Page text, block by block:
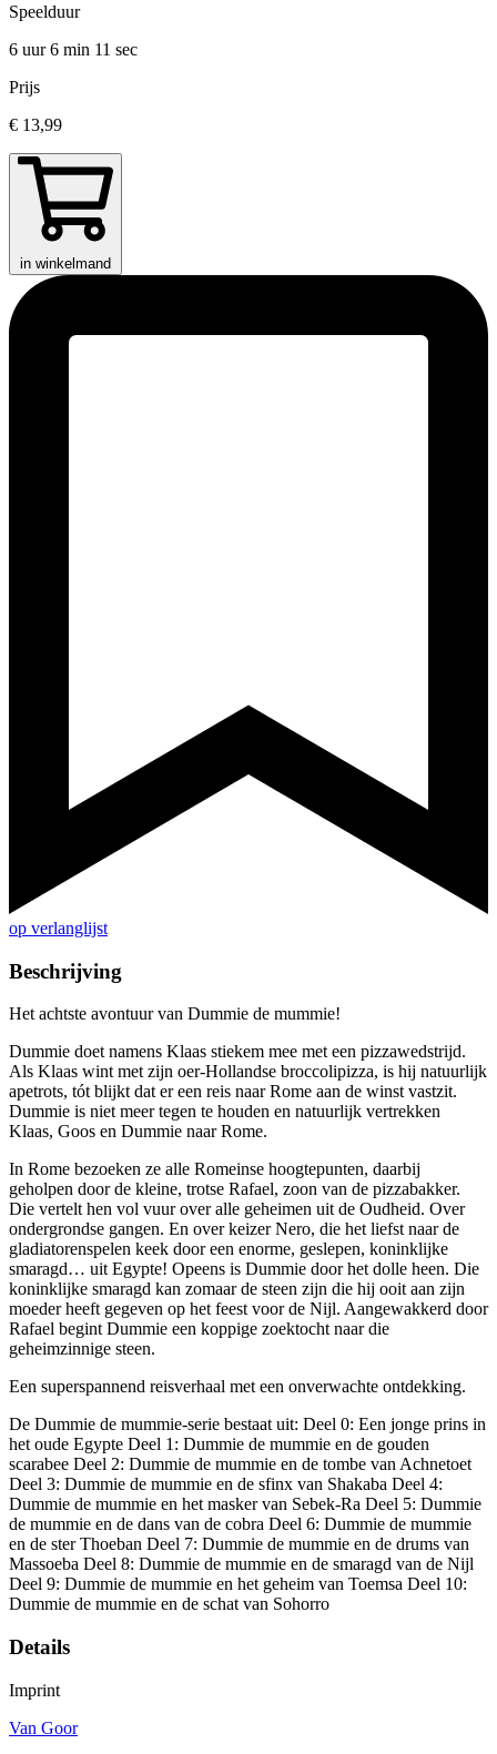
Speelduur
6 uur 6 min 11 sec
Prijs
€ 13,99
in winkelmand
op verlanglijst
Beschrijving
Het achtste avontuur van Dummie de mummie!
Dummie doet namens Klaas stiekem mee met een pizzawedstrijd.
Als Klaas wint met zijn oer-Hollandse broccolipizza, is hij natuurlijk
apetrots, tót blijkt dat er een reis naar Rome aan de winst vastzit.
Dummie is niet meer tegen te houden en natuurlijk vertrekken
Klaas, Goos en Dummie naar Rome.
In Rome bezoeken ze alle Romeinse hoogtepunten, daarbij
geholpen door de kleine, trotse Rafael, zoon van de pizzabakker.
Die vertelt hen vol vuur over alle geheimen uit de Oudheid. Over
ondergrondse gangen. En over keizer Nero, die het liefst naar de
gladiatorenspelen keek door een enorme, geslepen, koninklijke
smaragd… uit Egypte! Opeens is Dummie door het dolle heen. Die
koninklijke smaragd kan zomaar de steen zijn die hij ooit aan zijn
moeder heeft gegeven op het feest voor de Nijl. Aangewakkerd door
Rafael begint Dummie een koppige zoektocht naar die
geheimzinnige steen.
Een superspannend reisverhaal met een onverwachte ontdekking.
De Dummie de mummie-serie bestaat uit: Deel 0: Een jonge prins in
het oude Egypte Deel 1: Dummie de mummie en de gouden
scarabee Deel 2: Dummie de mummie en de tombe van Achnetoet
Deel 3: Dummie de mummie en de sfinx van Shakaba Deel 4:
Dummie de mummie en het masker van Sebek-Ra Deel 5: Dummie
de mummie en de dans van de cobra Deel 6: Dummie de mummie
en de ster Thoeban Deel 7: Dummie de mummie en de drums van
Massoeba Deel 8: Dummie de mummie en de smaragd van de Nijl
Deel 9: Dummie de mummie en het geheim van Toemsa Deel 10:
Dummie de mummie en de schat van Sohorro
Details
Imprint
Van Goor